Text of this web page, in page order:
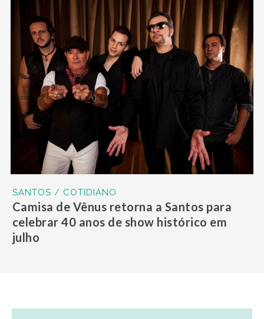
SANTOS / COTIDIANO
Camisa de Vênus retorna a Santos para
celebrar 40 anos de show histórico em
julho